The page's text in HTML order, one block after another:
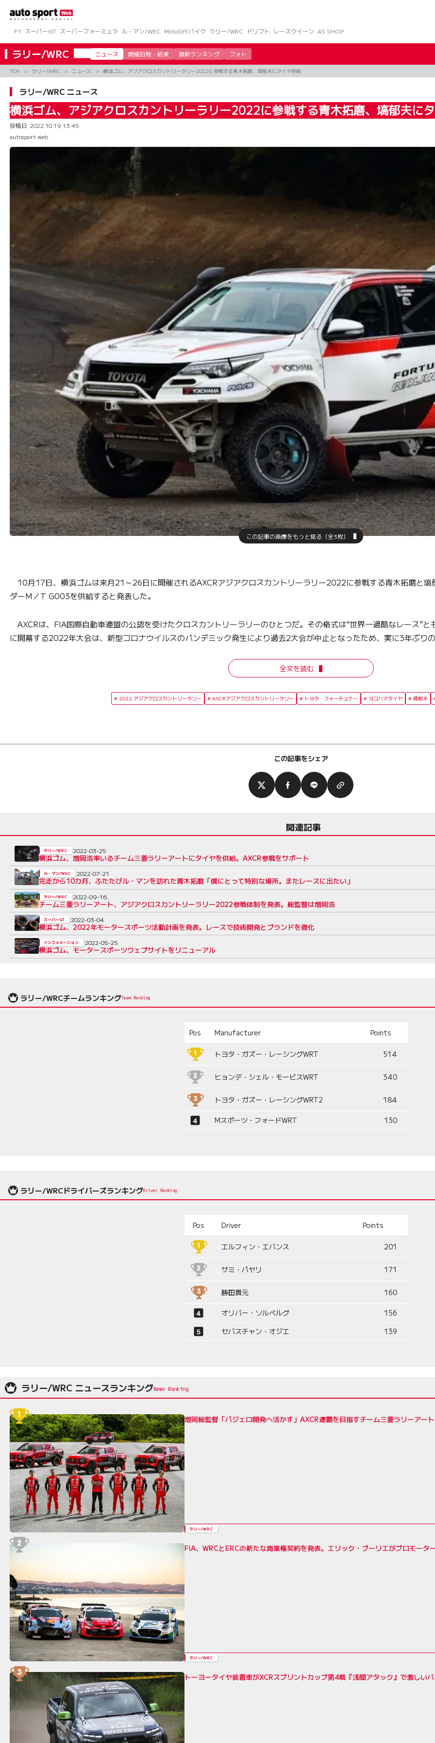
ツ
へ
ス
キ
ッ
F1
スーパーGT スーパーフォーミュラ ル・マン/WEC MotoGP/バイク ラリー/WRC ドリフト レースクイーン AS SHOP
ラリー/WRC ニュース 開催日程・結果 最新ランキング フォト
TOP ラリー/WRC ニュース 横浜ゴム、アジアクロスカントリーラリー2022に参戦する青木拓磨、塙郁夫にタイヤ供給
ラリー/WRC ニュース
横浜ゴム、アジアクロスカントリーラリー2022に参戦する青木拓磨、塙郁夫に
投稿日: 2022.10.19 13:45
autosport web
この記事の画像をもっと見る（全3枚）
10月17日、横浜ゴムは来月21～26日に開催されるAXCRアジアクロスカントリーラリー2022に参戦する青木拓磨と塙
ダーM／T G003を供給すると発表した。
AXCRは、FIA国際自動車連盟の公認を受けたクロスカントリーラリーのひとつだ。その格式は“世界一過酷なレース”
に開幕する2022年大会は、新型コロナウイルスのパンデミック発生により過去2大会が中止となったため、実に3年ぶりの
全文を読む
2022 アジアクロスカントリーラリー AXCRアジアクロスカントリーラリー トヨタ・フォーチュナー ヨコハマタイヤ 塙郁夫
この記事をシェア
関連記事
横浜ゴム、増岡浩率いるチーム三菱ラリーアートにタイヤを供給。AXCR参戦をサポート
ラリー/WRC 2022-03-25
完走から10カ月、ふたたびル・マンを訪れた青木拓磨「僕にとって特別な場所。またレースに出たい」
ル・マン/WEC 2022-07-21
チーム三菱ラリーアート、アジアクロスカントリーラリー2022参戦体制を発表。総監督は増岡浩
ラリー/WRC 2022-09-16
横浜ゴム、2022年モータースポーツ活動計画を発表。レースで技術開発とブランドを強化
スーパーGT 2022-03-04
横浜ゴム、モータースポーツウェブサイトをリニューアル
インフォメーション 2022-05-25
ラリー/WRCチームランキングTeam Ranking
Pos Manufacturer Points
トヨタ・ガズー・レーシングWRT 514
ヒョンデ・シェル・モービスWRT 340
トヨタ・ガズー・レーシングWRT2 184
Mスポーツ・フォードWRT 130
ラリー/WRCドライバーズランキングDriver Ranking
Pos Driver Points
エルフィン・エバンス 201
サミ・パヤリ 171
勝田貴元 160
オリバー・ソルベルグ
156
セバスチャン・オジエ
139
ラリー/WRC ニュースランキング
増岡総監督「パジェロ開発へ活かす」AXCR連覇を目指すチーム三菱ラリーアー
ラリー/WRC
FIA、WRCとERCの新たな商業権契約を発表。エリック・ブーリエがプロモータ
ラリー/WRC
トーヨータイヤ装着車がXCRスプリントカップ第4戦『浅間アタック』で激しい